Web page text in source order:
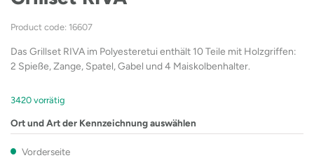
Product code: 16607
Das Grillset RIVA im Polyesteretui enthält 10 Teile mit Holzgriffen:
2 Spieße, Zange, Spatel, Gabel und 4 Maiskolbenhalter.
3420 vorrätig
Ort und Art der Kennzeichnung auswählen
Vorderseite